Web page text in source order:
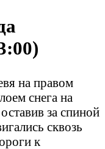
на правом
снега на
за спиной
сквозь
к